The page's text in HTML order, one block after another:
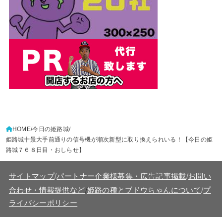
HOME 今日の姫路城
姫路城十景大手前通りの信号機が順次新型に取り換えられいる！【今日の姫
路城７６８日目・おしらせ】
サイトマップ/パートナー企業様募集・広告記事掲載/お問い
合わせ・情報提供など/姫路の種とブドウちゃんについて/プ
ライバシーポリシー